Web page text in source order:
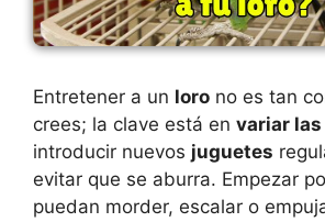
Entretener a un loro no es tan
crees; la clave está en variar
introducir nuevos juguetes
evitar que se aburra. Empezar
puedan morder, escalar o